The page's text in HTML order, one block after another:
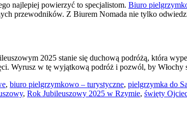
najlepiej powierzyć to specjalistom. Biuro
przewodników. Z Biurem Nomada nie tylko
2025 stanie się duchową podróżą, która
Wyrusz w tę wyjątkową podróż i pozwól, by Włochy
, biuro pielgrzymkowo – turystyczne, pielgrzymka do
, Rok Jubileuszowy 2025 w Rzymie, święty